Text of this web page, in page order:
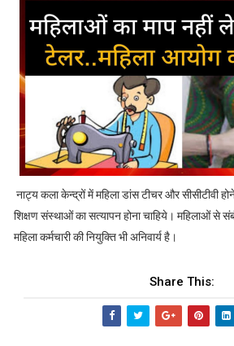
नाट्य कला केन्द्रों में महिला डांस टीचर और सीसीटीवी
शिक्षण संस्थाओं का सत्यापन होना चाहिये। महिलाओं से
महिला कर्मचारी की नियुक्ति भी अनिवार्य है।
Share This: